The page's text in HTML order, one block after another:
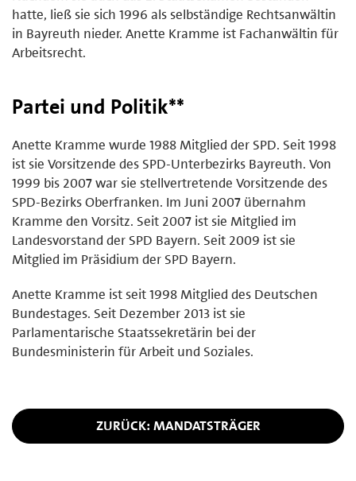
hatte, ließ sie sich 1996 als selbständige Rechtsanwältin
in Bayreuth nieder. Anette Kramme ist Fachanwältin für
Arbeitsrecht.
Partei und Politik**
Anette Kramme wurde 1988 Mitglied der SPD. Seit 1998
ist sie Vorsitzende des SPD-Unterbezirks Bayreuth. Von
1999 bis 2007 war sie stellvertretende Vorsitzende des
SPD-Bezirks Oberfranken. Im Juni 2007 übernahm
Kramme den Vorsitz. Seit 2007 ist sie Mitglied im
Landesvorstand der SPD Bayern. Seit 2009 ist sie
Mitglied im Präsidium der SPD Bayern.
Anette Kramme ist seit 1998 Mitglied des Deutschen
Bundestages. Seit Dezember 2013 ist sie
Parlamentarische Staatssekretärin bei der
Bundesministerin für Arbeit und Soziales.
ZURÜCK: MANDATSTRÄGER